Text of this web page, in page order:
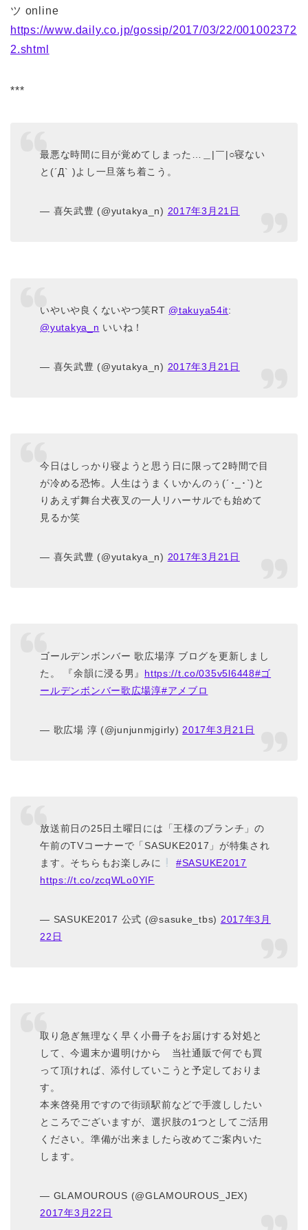
ツ online
https://www.daily.co.jp/gossip/2017/03/22/001002372
2.shtml
***
最悪な時間に目が覚めてしまった…＿|￣|○寝ない
と(´Д` )よし一旦落ち着こう。
— 喜矢武豊 (@yutakya_n) 2017年3月21日
いやいや良くないやつ笑RT @takuya54it:
@yutakya_n いいね！
— 喜矢武豊 (@yutakya_n) 2017年3月21日
今日はしっかり寝ようと思う日に限って2時間で目
が冷める恐怖。人生はうまくいかんのぅ(´･_･`)と
りあえず舞台犬夜叉の一人リハーサルでも始めて
見るか笑
— 喜矢武豊 (@yutakya_n) 2017年3月21日
ゴールデンボンバー 歌広場淳 ブログを更新しまし
た。 『余韻に浸る男』 https://t.co/035v5l6448#ゴ
ールデンボンバー歌広場淳#アメブロ
— 歌広場 淳 (@junjunmjgirly) 2017年3月21日
放送前日の25日土曜日には「王様のブランチ」の
午前のTVコーナーで「SASUKE2017」が特集され
ます。そちらもお楽しみに
#SASUKE2017
https://t.co/zcqWLo0YlF
— SASUKE2017 公式 (@sasuke_tbs) 2017年3月
22日
取り急ぎ無理なく早く小冊子をお届けする対処と
して、今週末か週明けから 当社通販で何でも買
って頂ければ、添付していこうと予定しておりま
す。
本来啓発用ですので街頭駅前などで手渡ししたい
ところでございますが、選択肢の1つとしてご活用
ください。準備が出来ましたら改めてご案内いた
します。
— GLAMOUROUS (@GLAMOUROUS_JEX)
2017年3月22日